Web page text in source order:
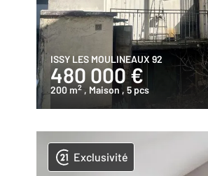
ISSY LES MOULINEAUX 92
480 000 €
200 m2 , Maison , 5 pcs
Exclusivité